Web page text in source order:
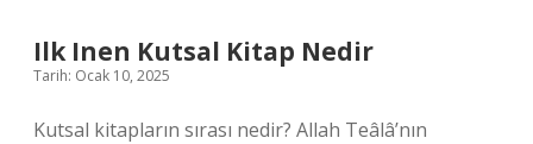
Ilk Inen Kutsal Kitap Nedir
Tarih: Ocak 10, 2025
Kutsal kitapların sırası nedir? Allah Teâlâ’nın